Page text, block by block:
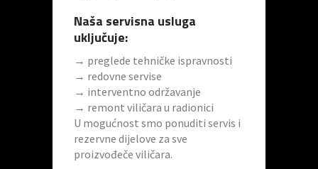
Naša servisna usluga
uključuje:
→ preglede tehničke ispravnosti
→ redovne servise
→ interventno održavanje
→ remont viličara u radionici
U mogućnost smo ponuditi servis i
rezervne dijelove za sve
proizvođeče viličara.